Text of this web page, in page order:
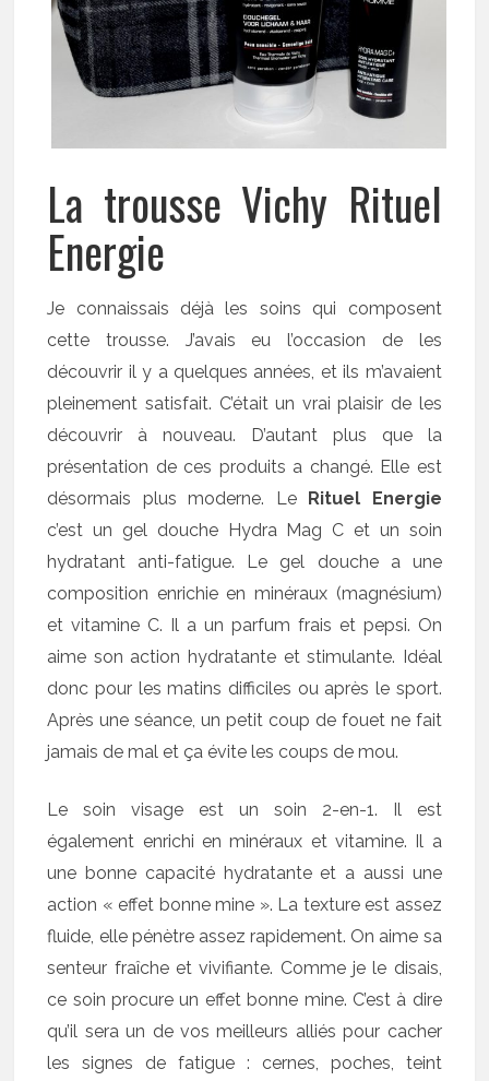
La trousse Vichy Rituel
Energie
Je connaissais déjà les soins qui composent
cette trousse. J’avais eu l’occasion de les
découvrir il y a quelques années, et ils m’avaient
pleinement satisfait. C’était un vrai plaisir de les
découvrir à nouveau. D’autant plus que la
présentation de ces produits a changé. Elle est
désormais plus moderne. Le Rituel Energie
c’est un gel douche Hydra Mag C et un soin
hydratant anti-fatigue. Le gel douche a une
composition enrichie en minéraux (magnésium)
et vitamine C. Il a un parfum frais et pepsi. On
aime son action hydratante et stimulante. Idéal
donc pour les matins difficiles ou après le sport.
Après une séance, un petit coup de fouet ne fait
jamais de mal et ça évite les coups de mou.
Le soin visage est un soin 2-en-1. Il est
également enrichi en minéraux et vitamine. Il a
une bonne capacité hydratante et a aussi une
action « effet bonne mine ». La texture est assez
fluide, elle pénètre assez rapidement. On aime sa
senteur fraîche et vivifiante. Comme je le disais,
ce soin procure un effet bonne mine. C’est à dire
qu’il sera un de vos meilleurs alliés pour cacher
les signes de fatigue : cernes, poches, teint